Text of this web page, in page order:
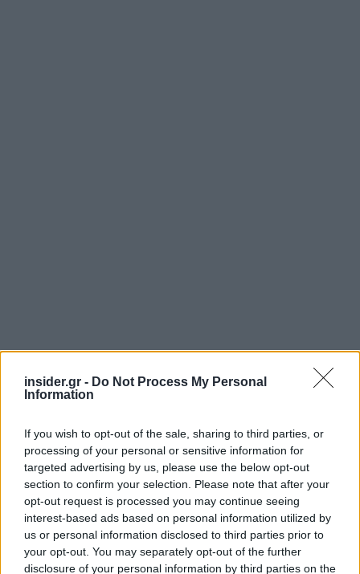
insider.gr - Do Not Process My Personal
Information
If you wish to opt-out of the sale, sharing to third parties, or
processing of your personal or sensitive information for
targeted advertising by us, please use the below opt-out
section to confirm your selection. Please note that after your
opt-out request is processed you may continue seeing
interest-based ads based on personal information utilized by
us or personal information disclosed to third parties prior to
your opt-out. You may separately opt-out of the further
disclosure of your personal information by third parties on the
πρώτοι όλες τις
ειδήσεις από την Ελλάδα και τον κόσμο.